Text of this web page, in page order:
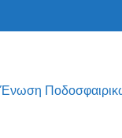
Ένωση